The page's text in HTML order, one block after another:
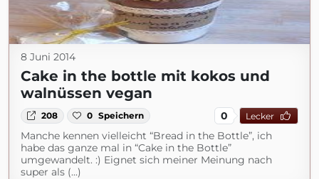
8 Juni 2014
Cake in the bottle mit kokos und
walnüssen vegan
208 0 Speichern 0 Lecker
Manche kennen vielleicht “Bread in the Bottle”, ich
habe das ganze mal in “Cake in the Bottle”
umgewandelt. :) Eignet sich meiner Meinung nach
super als (...)